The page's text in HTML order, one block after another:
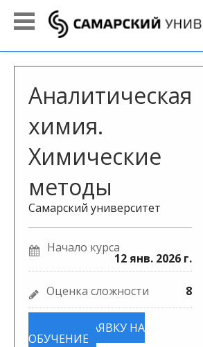
Аналитическая
химия.
Химические
методы
Самарский университет
Начало курса
12 янв. 2026 г.
Оценка сложности 8
ПОДАТЬ ЗАЯВКУ НА
ОБУЧЕНИЕ